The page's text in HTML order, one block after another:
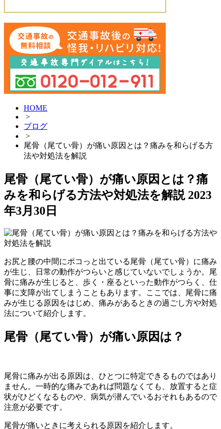
HOME
>
ブログ
>
尾骨（尾てい骨）が痛い原因とは？痛みを和らげる方
法や対処法を解説
尾骨（尾てい骨）が痛い原因とは？痛
みを和らげる方法や対処法を解説 2023
年3月30日
お尻と腰の中間にポコっと出ている尾骨（尾てい骨）に痛み
が生じ、日常の動作がつらいと感じていないでしょうか。尾
骨に痛みが生じると、歩く・座るといった動作がつらく、仕
事に支障が出てしまうこともあります。ここでは、尾骨に痛
みが生じる原因をはじめ、痛みがあるときの過ごし方や対処
法について紹介します。
尾骨（尾てい骨）が痛い原因は？
尾骨に痛みが出る原因は、ひとつに特定できるものではあり
ません。一時的な痛みであれば問題なくても、放置すると症
状がひどくなるものや、病気が潜んでいるおそれもあるので
注意が必要です。
尾骨が痛いときに考えられる原因を紹介します。